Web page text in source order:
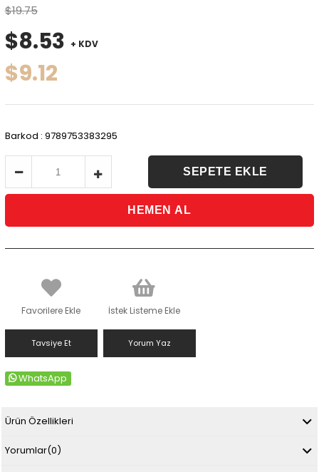
$19.75
$8.53 + KDV
$9.12
Barkod : 9789753383295
Favorilere Ekle İstek Listeme Ekle
Tavsiye Et Yorum Yaz
WhatsApp
Ürün Özellikleri
Yorumlar(0)